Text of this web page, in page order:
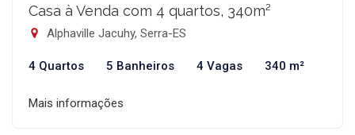
Casa à Venda com 4 quartos, 340m²
Alphaville Jacuhy, Serra-ES
4 Quartos 5 Banheiros 4 Vagas 340 m²
Mais informações